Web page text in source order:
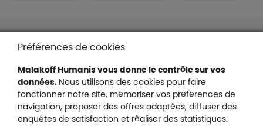
Liens en bas de page
Accessibilité : partiellement conforme
Protection des données
Nous contacter
Plan du site
Gestion des cookies
Préférences de cookies
Malakoff Humanis vous donne le contrôle sur vos
données. Nous utilisons des cookies pour faire
fonctionner notre site, mémoriser vos préférences de
navigation, proposer des offres adaptées, diffuser des
enquêtes de satisfaction et réaliser des statistiques.